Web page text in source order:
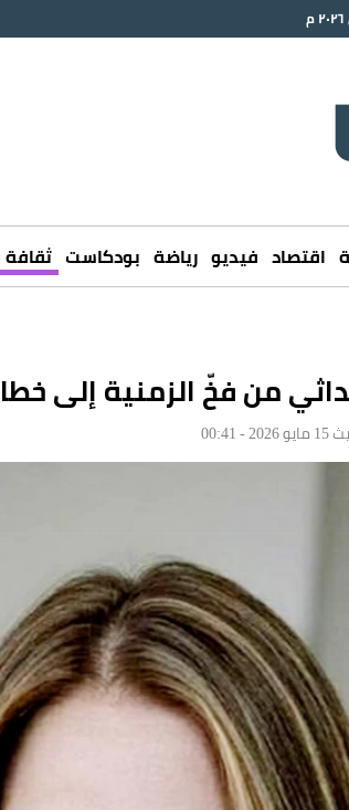
اقتصاد فيديو رياضة بودكاست
من فخّ الزمنية إلى